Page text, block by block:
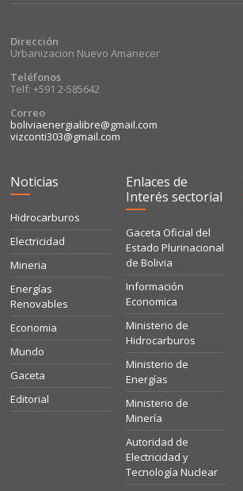
Dirección
Urbanizacion Nuevo Amanecer
Teléfonos
Telf: +591 2-585642
Correo
boliviaenergialibre@gmail.com
vizconti303@gmail.com
Noticias
Hidrocarburos
Electricidad
Mineria
Energías
Renovables
Economia
Mundo
Gaceta
Editorial
Enlaces de
Interés sectorial
Gaceta Oficial del
Estado Plurinacional
de Bolivia
Información
Economica
Ministerio de
Hidrocarburos
Ministerio de
Energías
Ministerio de
Minería
Autoridad de
Electricidad y
Tecnología Nuclear